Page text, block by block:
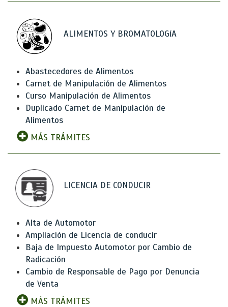
ALIMENTOS Y BROMATOLOGíA
Abastecedores de Alimentos
Carnet de Manipulación de Alimentos
Curso Manipulación de Alimentos
Duplicado Carnet de Manipulación de
Alimentos
MÁS TRÁMITES
LICENCIA DE CONDUCIR
Alta de Automotor
Ampliación de Licencia de conducir
Baja de Impuesto Automotor por Cambio de
Radicación
Cambio de Responsable de Pago por Denuncia
de Venta
MÁS TRÁMITES